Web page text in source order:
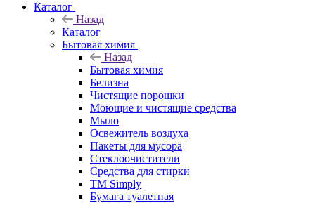
Каталог
Назад
Каталог
Бытовая химия
Назад
Бытовая химия
Белизна
Чистящие порошки
Моющие и чистящие средства
Мыло
Освежитель воздуха
Пакеты для мусора
Стеклоочистители
Средства для стирки
TM Simply
Бумага туалетная